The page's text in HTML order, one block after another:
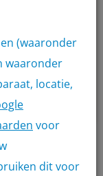
(waaronder
waaronder
locatie,
voor
dit voor